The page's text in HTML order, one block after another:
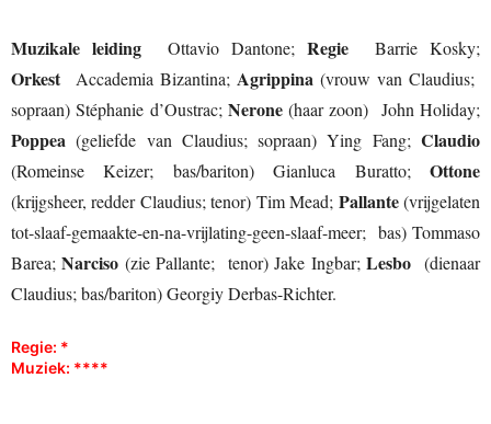
Muzikale leiding Ottavio Dantone; Regie Barrie Kosky;
Orkest Accademia Bizantina; Agrippina(vrouw van Claudius;
sopraan) Stéphanie d’Oustrac; Nerone (haar zoon) John Holiday;
Poppea(geliefde van Claudius; sopraan) Ying Fang;Claudio
(Romeinse Keizer; bas/bariton) Gianluca Buratto; Ottone
(krijgsheer, redder Claudius; tenor) Tim Mead; Pallante(vrijgelaten
tot-slaaf-gemaakte-en-na-vrijlating-geen-slaaf-meer; bas) Tommaso
Barea;Narciso (zie Pallante; tenor) Jake Ingbar;Lesbo (dienaar
Claudius; bas/bariton) Georgiy Derbas-Richter.
Regie: *
Muziek: ****